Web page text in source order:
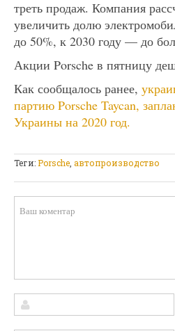
треть продаж. Компания
увеличить долю
до 50%, к 2030 году — до
Акции Porsche в пятницу
Как сообщалось ранее,
партию Porsche Taycan,
Украины на 2020 год.
Теги:Porsche автопроизводство